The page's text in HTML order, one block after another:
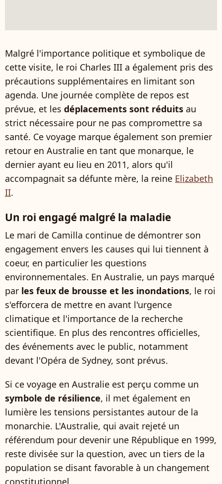
Malgré l'importance politique et symbolique de
cette visite, le roi Charles III a également pris des
précautions supplémentaires en limitant son
agenda. Une journée complète de repos est
prévue, et les déplacements sont réduits au
strict nécessaire pour ne pas compromettre sa
santé. Ce voyage marque également son premier
retour en Australie en tant que monarque, le
dernier ayant eu lieu en 2011, alors qu'il
accompagnait sa défunte mère, la reine Elizabeth
II.
Un roi engagé malgré la maladie
Le mari de Camilla continue de démontrer son
engagement envers les causes qui lui tiennent à
coeur, en particulier les questions
environnementales. En Australie, un pays marqué
par les feux de brousse et les inondations, le roi
s'efforcera de mettre en avant l'urgence
climatique et l'importance de la recherche
scientifique. En plus des rencontres officielles,
des événements avec le public, notamment
devant l'Opéra de Sydney, sont prévus.
Si ce voyage en Australie est perçu comme un
symbole de résilience, il met également en
lumière les tensions persistantes autour de la
monarchie. L'Australie, qui avait rejeté un
référendum pour devenir une République en 1999,
reste divisée sur la question, avec un tiers de la
population se disant favorable à un changement
constitutionnel.